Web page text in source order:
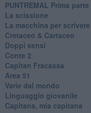
​PUNTREMAL Prima parte
La scissione
La macchina per scrivere
Cretaceo & Cartaceo
Doppi sensi
​Conte 2
​Capitan Fracassa
​Area 51
Varie dal mondo
​Linguaggio giovanile
​Capitana, mia capitana